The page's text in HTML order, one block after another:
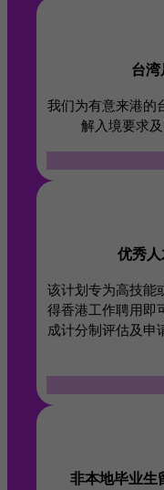
台
我们为有意来港的
解入境要求
优秀
该计划专为高技能
得香港工作聘用即
成计分制评估及申
非本地毕业生